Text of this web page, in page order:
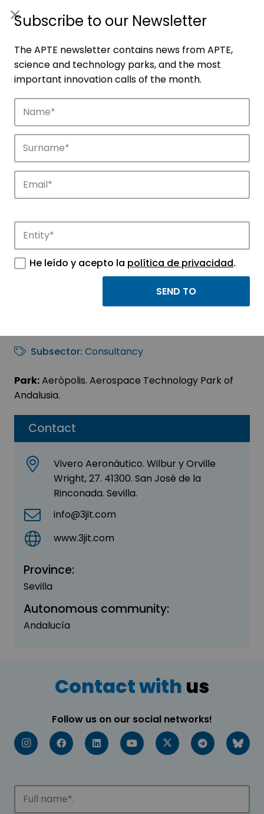
Companies
Discover the companies that drive
innovation in APTE’s parks.
Contact
Vivero Aeronáutico. Wilbur y Orville
Wright, 27. 41300. San José de la
Rinconada. Sevilla.
info@3jit.com
www.3jit.com
Province:
Sevilla
Autonomous community:
Andalucía
3JInnovation&Talent
Subsector: Consultancy
Park:Aerópolis. Aerospace Technology Park of
Andalusia.
Contact with us
Follow us on our social networks!
Subscribe to our Newsletter
The APTE newsletter contains news from APTE,
science and technology parks, and the most
important innovation calls of the month.
He leído y acepto la política de privacidad.